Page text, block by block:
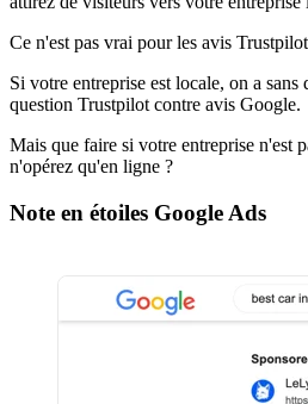
Ce n'est pas vrai pour les avis
Si votre entreprise est locale, on a sans
question Trustpilot contre avis Google.
Mais que faire si votre entreprise n'est
n'opérez qu'en ligne ?
Note en étoiles Google Ads